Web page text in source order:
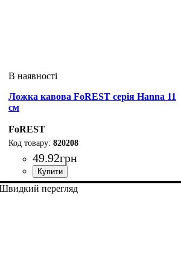
Ложка кавова FoREST серія Hanna 11
см
FoREST
820208
49.92грн
перегляд